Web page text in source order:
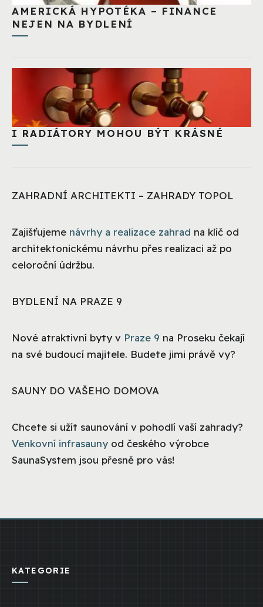
AMERICKÁ HYPOTÉKA – FINANCE
NEJEN NA BYDLENÍ
I RADIÁTORY MOHOU BÝT KRÁSNÉ
ZAHRADNÍ ARCHITEKTI – ZAHRADY TOPOL
Zajišťujeme návrhy a realizace zahrad na klíč od
architektonickému návrhu přes realizaci až po
celoroční údržbu.
BYDLENÍ NA PRAZE 9
Nové atraktivní byty v Praze 9 na Proseku čekají
na své budoucí majitele. Budete jimi právě vy?
SAUNY DO VAŠEHO DOMOVA
Chcete si užít saunování v pohodlí vaší zahrady?
Venkovní infrasauny od českého výrobce
SaunaSystem jsou přesně pro vás!
KATEGORIE